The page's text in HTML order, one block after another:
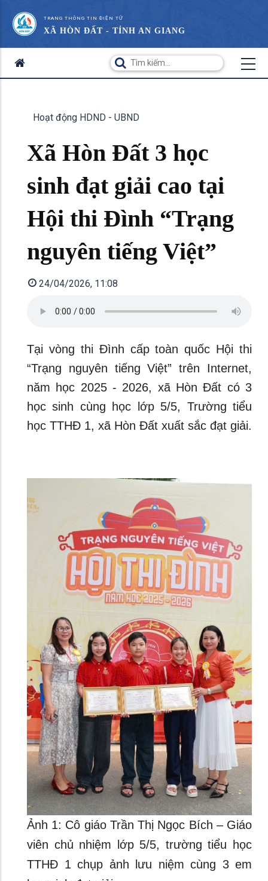
TRANG THÔNG TIN ĐIỆN TỬ
XÃ HÒN ĐẤT - TỈNH AN GIANG
Hoạt động HDND - UBND
Xã Hòn Đất 3 học
sinh đạt giải cao tại
Hội thi Đình “Trạng
nguyên tiếng Việt”
24/04/2026, 11:08
Tại vòng thi Đình cấp toàn quốc Hội thi
“Trạng nguyên tiếng Việt” trên Internet,
năm học 2025 - 2026, xã Hòn Đất có 3
học sinh cùng học lớp 5/5, Trường tiểu
học TTHĐ 1, xã Hòn Đất xuất sắc đạt giải.
Ảnh 1: Cô giáo Trần Thị Ngọc Bích – Giáo
viên chủ nhiệm lớp 5/5, trường tiểu học
TTHĐ 1 chụp ảnh lưu niệm cùng 3 em